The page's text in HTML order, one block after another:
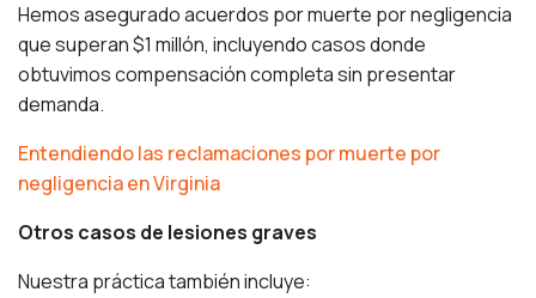
Hemos asegurado acuerdos por muerte por negligencia
que superan $1 millón, incluyendo casos donde
obtuvimos compensación completa sin presentar
demanda.
Entendiendo las reclamaciones por muerte por
negligencia en Virginia
Otros casos de lesiones graves
Nuestra práctica también incluye: